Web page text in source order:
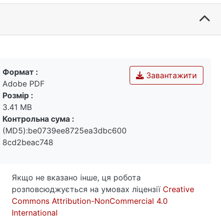
Завантажити
Формат :
Adobe PDF
Розмір :
3.41 MB
Контрольна сума :
(MD5):be0739ee8725ea3dbc600
8cd2beac748
Якщо не вказано інше, ця робота
розповсюджується на умовах ліцензії Creative
Commons Attribution-NonCommercial 4.0
International